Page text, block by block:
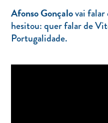
Afonso Gonçalovai
hesitou: quer falar de
Portugalidade.